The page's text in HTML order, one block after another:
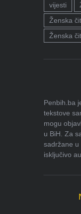
vijesti
Ženska
Ženska
Penbih.ba
tekstove
mogu
u BiH. Za
sadržane u
isključivo